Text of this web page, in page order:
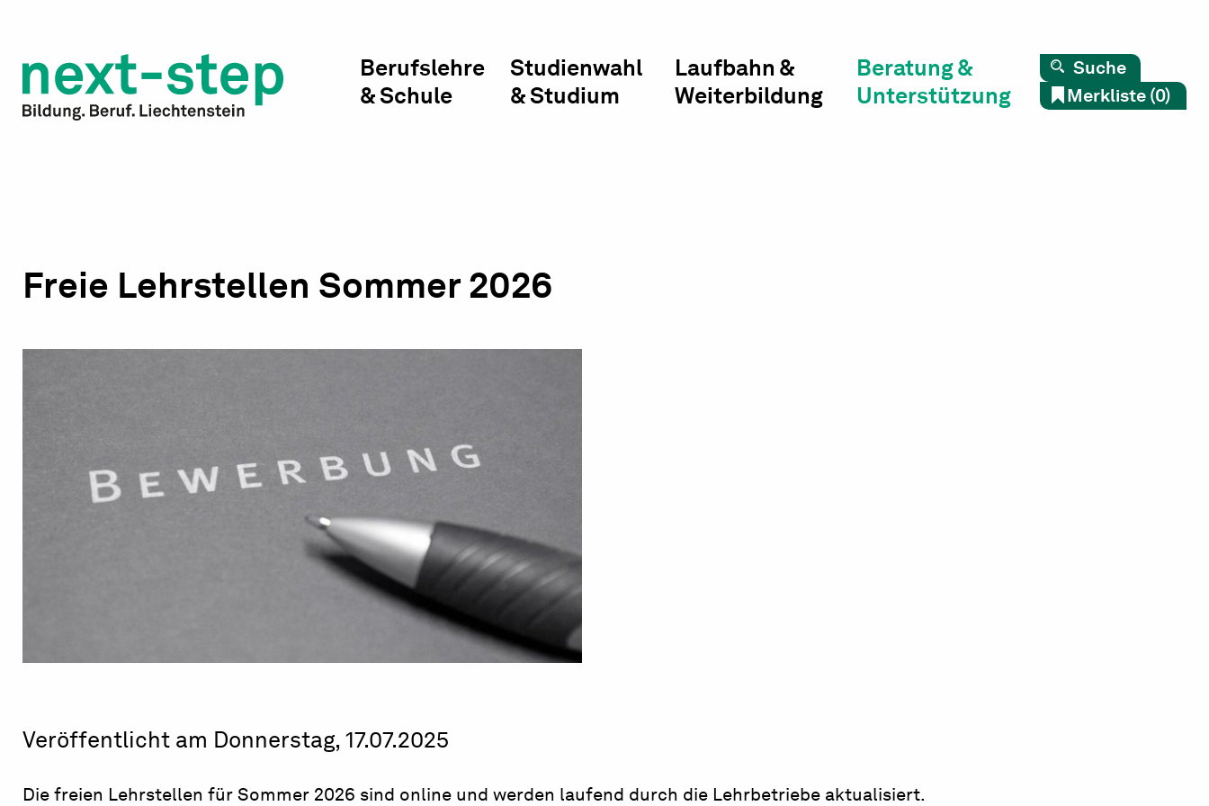
Laufbahn & Weiterbildung
Beratung & Unterstützung
Berufslehre
& Schule
Studienwahl
& Studium
Laufbahn &
Weiterbildung
Beratung &
Unterstützung
Suche
Merkliste (0)
Freie Lehrstellen Sommer 2026
Veröffentlicht am Donnerstag, 17.07.2025
Die freien Lehrstellen für Sommer 2026 sind online und werden laufend durch die Lehrbetriebe aktualisiert.